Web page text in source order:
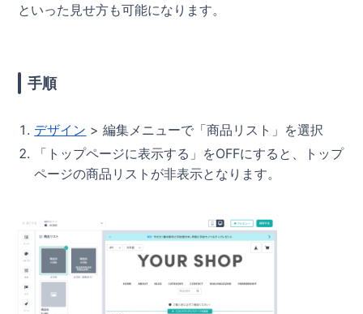
といった見せ方も可能になります。
手順
デザイン > 編集メニューで「商品リスト」を選択
「トップページに表示する」をOFFにすると、トップ
ページの商品リストが非表示となります。